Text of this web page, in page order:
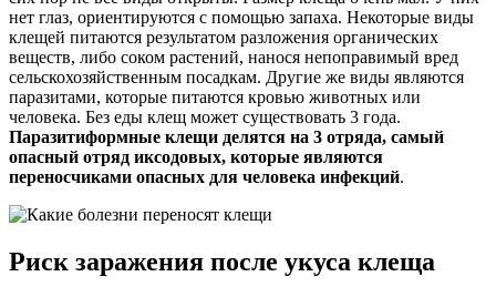
нет глаз, ориентируются с помощью запаха. Некоторые виды
клещей питаются результатом разложения органических
веществ, либо соком растений, нанося непоправимый вред
сельскохозяйственным посадкам. Другие же виды являются
паразитами, которые питаются кровью животных или
человека. Без еды клещ может существовать 3 года.
Паразитиформные клещи делятся на 3 отряда, самый
опасный отряд иксодовых, которые являются
переносчиками опасных для человека инфекций.
Риск заражения после укуса клеща